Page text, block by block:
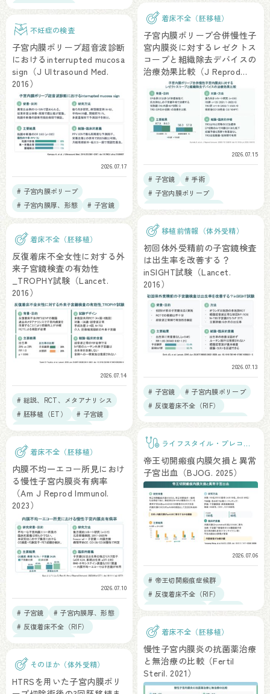
# 慢性子宮内膜炎
不妊症の検査
子宮内膜ポリープ超音波診断
におけるinterrupted mucosa
sign（J Ultrasound Med.
2016）
2026.07.17
# 子宮内膜ポリープ
# 子宮内膜厚、形態
# 子宮鏡
着床不全（胚移植）
子宮内膜ポリープ合併慢性子
宮内膜炎に対するレゼクトス
コープと組織除去デバイスの
治療効果比較（J Reprod
Immunol. 2026）
2026.07.15
# 子宮鏡
# 手術
# 子宮内膜ポリープ
# 反復着床不全（RIF）
着床不全（胚移植）
反復着床不全女性に対する外
来子宮鏡検査の有効性
_TROPHY試験（Lancet.
2016）
2026.07.14
# 総説、RCT、メタアナリシス
# 胚移植（ET）
# 子宮鏡
# 反復着床不全（RIF）
移植前情報（体外受精）
初回体外受精前の子宮鏡検査
は出生率を改善する？
inSIGHT試験（Lancet.
2016）
2026.07.13
# 子宮鏡
# 子宮内膜ポリープ
# 反復着床不全（RIF）
# 総説、RCT、メタアナリシス
着床不全（胚移植）
内膜不均一エコー所見におけ
る慢性子宮内膜炎有病率
（Am J Reprod Immunol.
2023）
2026.07.10
# 子宮鏡
# 子宮内膜厚、形態
# 反復着床不全（RIF）
# 慢性子宮内膜炎
ライフスタイル・プレコン
帝王切開瘢痕内膜欠損と異常
子宮出血（BJOG. 2025）
2026.07.06
# 帝王切開瘢痕症候群
# 反復着床不全（RIF）
# 慢性子宮内膜炎
# 子宮鏡
そのほか（体外受精）
HTRSを用いた子宮内膜ポリ
着床不全（胚移植）
慢性子宮内膜炎の抗菌薬治療
と無治療の比較（Fertil
Steril. 2021）